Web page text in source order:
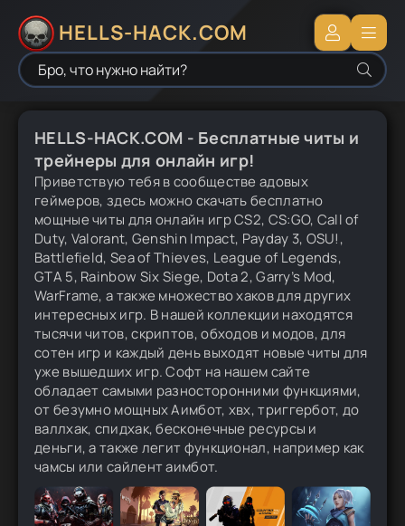
HELLS-HACK.COM
HELLS-HACK.COM - Бесплатные читы и
трейнеры для онлайн игр!
Приветствую тебя в сообществе адовых
геймеров, здесь можно скачать бесплатно
мощные читы для онлайн игр CS2, CS:GO, Call of
Duty, Valorant, Genshin Impact, Payday 3, OSU!,
Battlefield, Sea of Thieves, League of Legends,
GTA 5, Rainbow Six Siege, Dota 2, Garry’s Mod,
WarFrame, а также множество хаков для других
интересных игр. В нашей коллекции находятся
тысячи читов, скриптов, обходов и модов, для
сотен игр и каждый день выходят новые читы для
уже вышедших игр. Софт на нашем сайте
обладает самыми разносторонними функциями,
от безумно мощных Аимбот, хвх, триггербот, до
валлхак, спидхак, бесконечные ресурсы и
деньги, а также легит функционал, например как
чамсы или сайлент аимбот.